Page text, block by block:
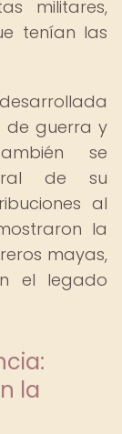
militares,
tenían las
de guerra y
se
de su
al
la
mayas,
el legado
la